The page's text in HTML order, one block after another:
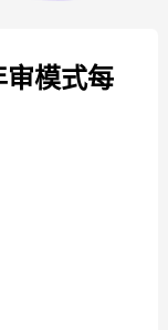
审模式每